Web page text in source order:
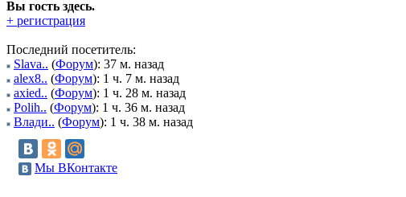
Вы гость здесь.
+ регистрация
Последний посетитель:
Slava.. (Форум): 37 м. назад
alex8.. (Форум): 1 ч. 7 м. назад
axied.. (Форум): 1 ч. 28 м. назад
Polih.. (Форум): 1 ч. 36 м. назад
Влади.. (Форум): 1 ч. 38 м. назад
Мы ВКонтакте